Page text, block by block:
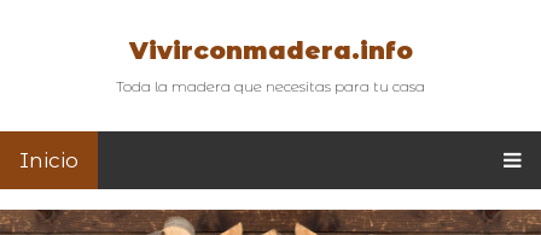
Vivirconmadera.info
Toda la madera que necesitas para tu casa
Inicio